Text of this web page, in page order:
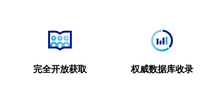
完全开放获取 权威数据库收录